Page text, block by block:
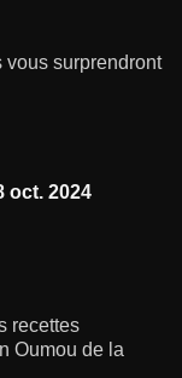
surprendront
oct. 2024
recettes
Oumou de la